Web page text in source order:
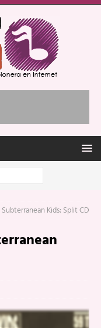
Kids: Split CD